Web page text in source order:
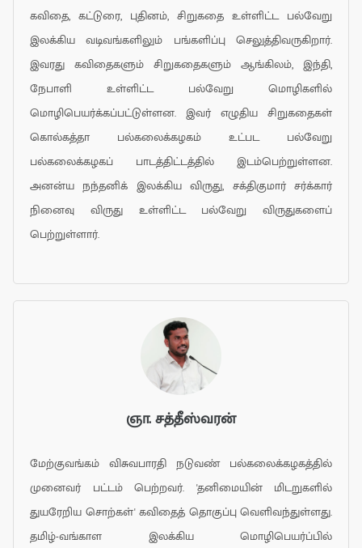
கவிதை, கட்டுரை, புதினம், சிறுகதை உள்ளிட்ட பல்வேறு
இலக்கிய வடிவங்களிலும் பங்களிப்பு செலுத்திவருகிறார்.
இவரது கவிதைகளும் சிறுகதைகளும் ஆங்கிலம், இந்தி,
நேபாளி உள்ளிட்ட பல்வேறு மொழிகளில்
மொழிபெயர்க்கப்பட்டுள்ளன. இவர் எழுதிய சிறுகதைகள்
கொல்கத்தா பல்கலைக்கழகம் உட்பட பல்வேறு
பல்கலைக்கழகப் பாடத்திட்டத்தில் இடம்பெற்றுள்ளன.
அனன்ய நந்தனிக் இலக்கிய விருது, சக்திகுமார் சர்க்கார்
நினைவு விருது உள்ளிட்ட பல்வேறு விருதுகளைப்
பெற்றுள்ளார்.
ஞா. சத்தீஸ்வரன்
மேற்குவங்கம் விசுவபாரதி நடுவண் பல்கலைக்கழகத்தில்
முனைவர் பட்டம் பெற்றவர். 'தனிமையின் மிடறுகளில்
துயரேறிய சொற்கள்' கவிதைத் தொகுப்பு வெளிவந்துள்ளது.
தமிழ்-வங்காள இலக்கிய மொழிபெயர்ப்பில்